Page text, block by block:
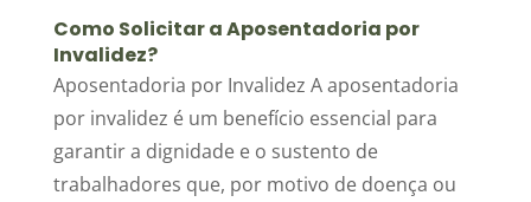
Como Solicitar a Aposentadoria por
Invalidez?
Aposentadoria por Invalidez A aposentadoria
por invalidez é um benefício essencial para
garantir a dignidade e o sustento de
trabalhadores que, por motivo de doença ou